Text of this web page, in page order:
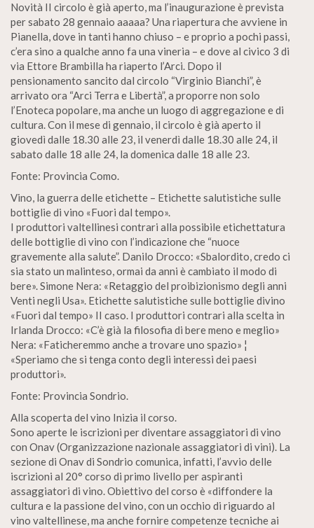
Novità II circolo è già aperto, ma l’inaugurazione è prevista
per sabato 28 gennaio aaaaa? Una riapertura che avviene in
Pianella, dove in tanti hanno chiuso – e proprio a pochi passi,
c’era sino a qualche anno fa una vineria – e dove al civico 3 di
via Ettore Brambilla ha riaperto l’Arci. Dopo il
pensionamento sancito dal circolo “Virginio Bianchi”, è
arrivato ora “Arci Terra e Libertà”, a proporre non solo
l’Enoteca popolare, ma anche un luogo di aggregazione e di
cultura. Con il mese di gennaio, il circolo è già aperto il
giovedì dalle 18.30 alle 23, il venerdì dalle 18.30 alle 24, il
sabato dalle 18 alle 24, la domenica dalle 18 alle 23.
Fonte: Provincia Como.
Vino, la guerra delle etichette – Etichette salutistiche sulle
bottiglie di vino «Fuori dal tempo».
I produttori valtellinesi contrari alla possibile etichettatura
delle bottiglie di vino con l’indicazione che “nuoce
gravemente alla salute”. Danilo Drocco: «Sbalordito, credo ci
sia stato un malinteso, ormai da anni è cambiato il modo di
bere». Simone Nera: «Retaggio del proibizionismo degli anni
Venti negli Usa». Etichette salutistiche sulle bottiglie divino
«Fuori dal tempo» II caso. I produttori contrari alla scelta in
Irlanda Drocco: «C’è già la filosofia di bere meno e meglio»
Nera: «Faticheremmo anche a trovare uno spazio» ¦
«Speriamo che si tenga conto degli interessi dei paesi
produttori».
Fonte: Provincia Sondrio.
Alla scoperta del vino Inizia il corso.
Sono aperte le iscrizioni per diventare assaggiatori di vino
con Onav (Organizzazione nazionale assaggiatori di vini). La
sezione di Onav di Sondrio comunica, infatti, l’avvio delle
iscrizioni al 20° corso di primo livello per aspiranti
assaggiatori di vino. Obiettivo del corso è «diffondere la
cultura e la passione del vino, con un occhio di riguardo al
vino valtellinese, ma anche fornire competenze tecniche ai